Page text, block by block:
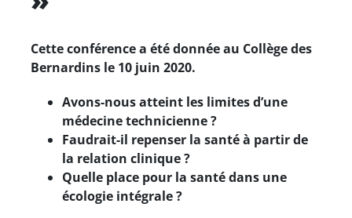
Cette conférence a été donnée au Collège des
Bernardins le 10 juin 2020.
Avons-nous atteint les limites d’une
médecine technicienne ?
Faudrait-il repenser la santé à partir de
la relation clinique ?
Quelle place pour la santé dans une
écologie intégrale ?